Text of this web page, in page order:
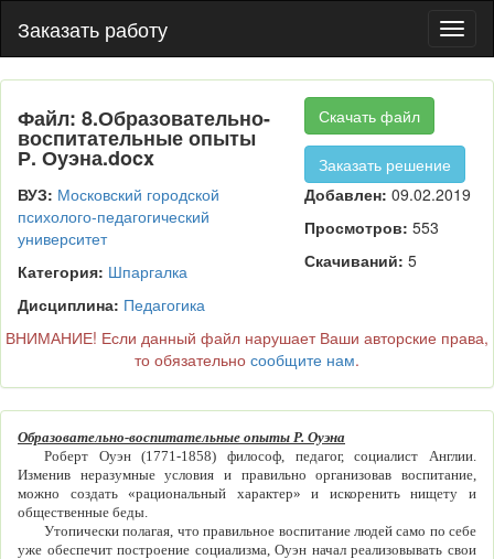
Заказать работу
Файл: 8.Образовательно-
воспитательные опыты
Р. Оуэна.docx
Скачать файл
Заказать решение
ВУЗ: Московский городской
психолого-педагогический
университет
Категория: Шпаргалка
Дисциплина: Педагогика
Добавлен: 09.02.2019
Просмотров: 553
Скачиваний: 5
ВНИМАНИЕ! Если данный файл нарушает Ваши авторские права,
то обязательно сообщите нам.
Образовательно-воспитательные опыты Р. Оуэна
Роберт Оуэн (1771-1858) философ, педагог, социалист Англии.
Изменив неразумные условия и правильно организовав воспитание,
можно создать «рациональный характер» и искоренить нищету и
общественные беды.
Утопически полагая, что правильное воспитание людей само по себе
уже обеспечит построение социализма, Оуэн начал реализовывать свои